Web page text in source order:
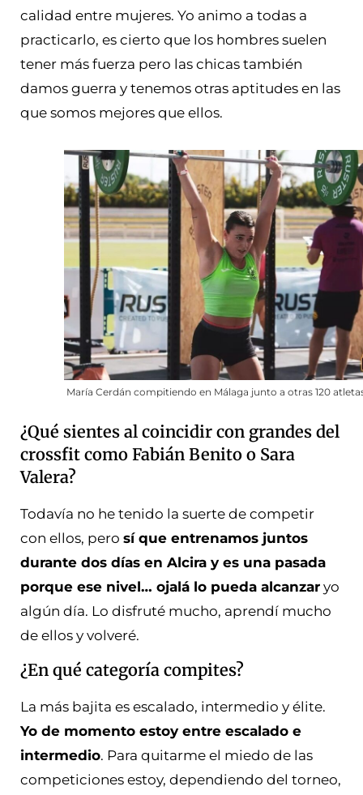
calidad entre mujeres. Yo animo a todas a
practicarlo, es cierto que los hombres suelen
tener más fuerza pero las chicas también
damos guerra y tenemos otras aptitudes en las
que somos mejores que ellos.
María Cerdán compitiendo en Málaga junto a otras 120
¿Qué sientes al coincidir con grandes del
crossfit como Fabián Benito o Sara
Valera?
Todavía no he tenido la suerte de competir
con ellos, pero sí que entrenamos juntos
durante dos días en Alcira y es una pasada
porque ese nivel… ojalá lo pueda alcanzar yo
algún día. Lo disfruté mucho, aprendí mucho
de ellos y volveré.
¿En qué categoría compites?
La más bajita es escalado, intermedio y élite.
Yo de momento estoy entre escalado e
intermedio. Para quitarme el miedo de las
competiciones estoy, dependiendo del torneo,